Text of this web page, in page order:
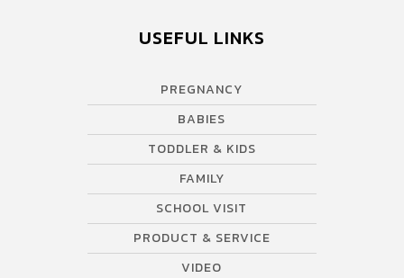
USEFUL LINKS
PREGNANCY
BABIES
TODDLER & KIDS
FAMILY
SCHOOL VISIT
PRODUCT & SERVICE
VIDEO